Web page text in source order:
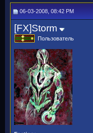
06-03-2008, 08:42 PM
[FX]Storm
Пользователь